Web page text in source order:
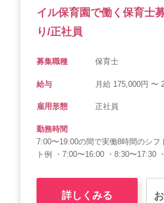
イル保育園で働く保育士
り/正社員
募集職種 保育士
給与 月給 175,000円 〜
雇用形態 正社員
勤務時間
7:00〜19:00の間で実働8時間のシフ
ト例 ・7:00〜16:00 ・8:30〜17:30
詳しくみる